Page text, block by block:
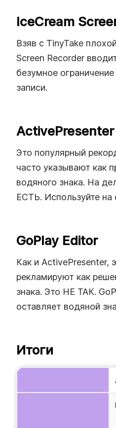
IceCream
Взяв с TinyTake
Screen Recorder
безумное
записи.
ActivePresenter
Это популярный
часто указывают как
водяного знака. На
ЕСТЬ. Используйте на
GoPlay Editor
Как и ActivePresenter,
рекламируют как
знака. Это НЕ ТАК.
оставляет водяной
Итоги